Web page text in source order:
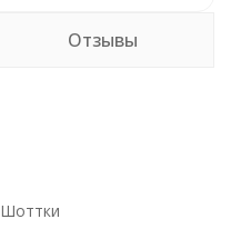
Отзывы
Шоттки